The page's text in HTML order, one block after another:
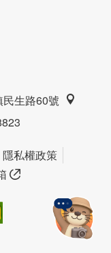
生路60號
隱私權政策